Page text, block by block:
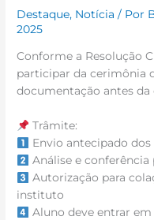
Destaque, Notícia / Por
2025
Conforme a Resolução
participar da cerimônia
documentação antes da
Trâmite:
Envio antecipado
Análise e conferência
Autorização para
instituto
Aluno deve entrar